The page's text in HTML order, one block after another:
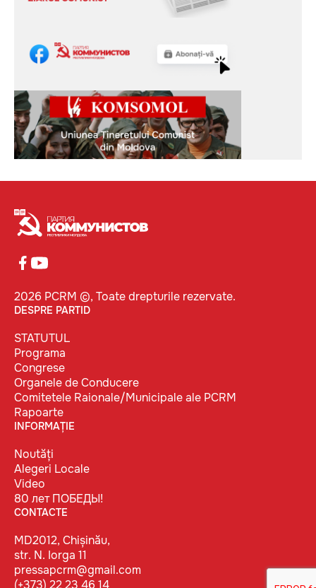
2026 PCRM ©, Toate drepturile rezervate.
DESPRE PARTID
STATUTUL
Programa
Congrese
Organele de Conducere
Comitetele Raionale/Municipale ale PCRM
Rapoarte
INFORMAȚIE
Noutăți
Alegeri Locale
Video
80 лет ПОБЕДЫ!
CONTACTE
MD2012, Chișinău,
str. N. Iorga 11
pressapcrm@gmail.com
(+373) 22 23 46 14